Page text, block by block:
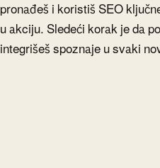
pronađeš i koristiš SEO
u akciju. Sledeći korak je da
integrišeš spoznaje u svaki